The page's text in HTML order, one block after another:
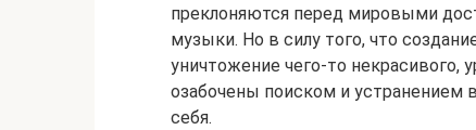
преклоняются перед мировыми
музыки. Но в силу того, что
уничтожение чего-то некрасивого,
озабочены поиском и
себя.